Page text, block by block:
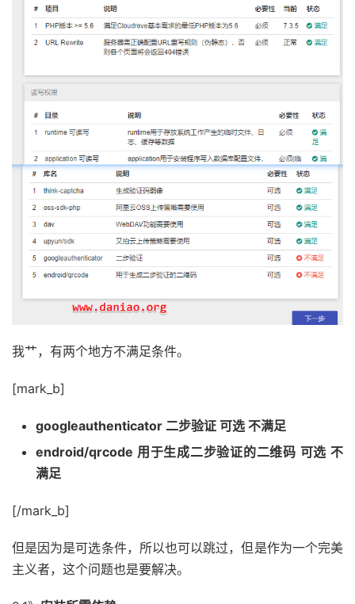
我艹，有两个地方不满足条件。
[mark_b]
googleauthenticator 二步验证 可选 不满足
endroid/qrcode 用于生成二步验证的二维码 可选 不
满足
[/mark_b]
但是因为是可选条件，所以也可以跳过，但是作为一个完美
主义者，这个问题也是要解决。